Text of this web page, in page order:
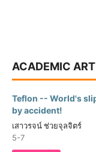
ACADEMIC
Teflon -- World's
by accident!
เสาวรจน์ ช่วยจุลจิตร์
5-7